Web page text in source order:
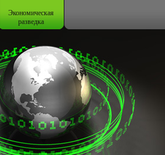
Экономическая
разведка